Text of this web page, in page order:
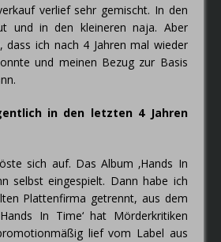
verlief sehr gemischt. In den
und in den kleineren naja. Aber
ich nach 4 Jahren mal wieder
und meinen Bezug zur Basis
in den letzten 4 Jahren
sich auf. Das Album ‚Hands In
selbst eingespielt. Dann habe ich
Plattenfirma getrennt, aus dem
In Time‘ hat Mörderkritiken
lief vom Label aus